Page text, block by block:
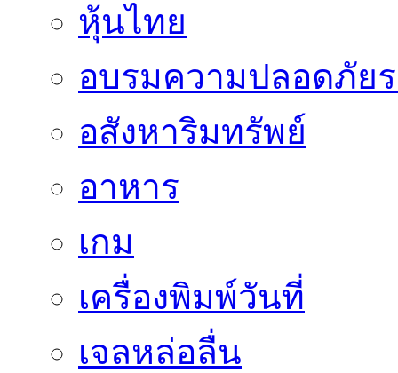
หุ้นไทย
อบรมความปลอดภัย
อสังหาริมทรัพย์
อาหาร
เกม
เครื่องพิมพ์วันที่
เจลหล่อลื่น